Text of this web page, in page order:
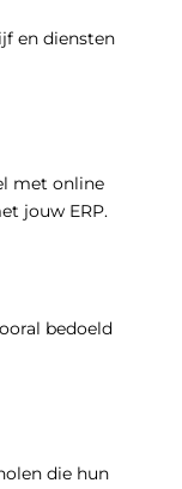
en diensten
met online
jouw ERP.
bedoeld
die hun